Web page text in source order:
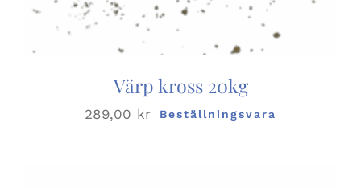
Värp kross 20kg
289,00 kr Beställningsvara